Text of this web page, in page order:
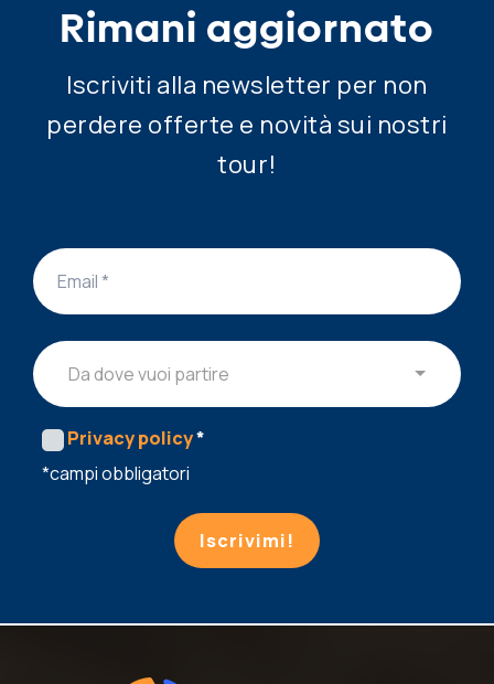
Rimani aggiornato
Iscriviti alla newsletter per non
perdere offerte e novità sui nostri
tour!
Da dove vuoi partire
Privacy policy*
*campi obbligatori
Iscrivimi!